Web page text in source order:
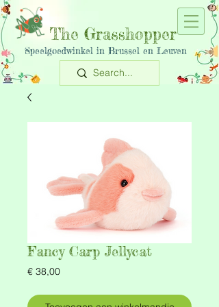
The Grasshopper
Speelgoedwinkel in Brussel en Leuven
Fancy Carp Jellycat
€ 38,00Prijs